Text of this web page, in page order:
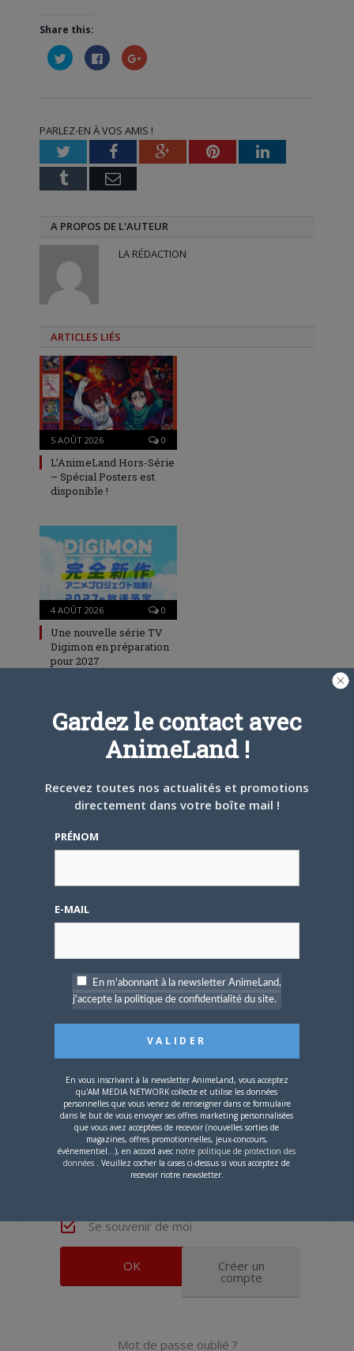
Share this:
Cliquez
pour
partager
fenêtre)
Cliquez
pour
partager
fenêtre)
Cliquez
pour
nouvelle
fenêtre)
PARLEZ-EN À VOS AMIS !
TwitterFacebookGoogle+PinterestLinkedIn
Tumblr Email
A PROPOS DE L'AUTEUR
LA RÉDACTION
ARTICLES LIÉS
5 AOÛT 2026 0
L’AnimeLand Hors-Série
– Spécial Posters est
disponible !
4 AOÛT 2026 0
Une nouvelle série TV
Digimon en préparation
pour 2027
[Entretien] Mokochan : «
projet, il était déjà
demandé de suivre au
Vous devez
Mot de passe
Se souvenir de moi
Créer un
compte
Mot de passe oublié ?
Gardez le contact avec
AnimeLand !
Recevez toutes nos actualités et promotions
directement dans votre boîte mail !
PRÉNOM
E-MAIL
En m'abonnant à la newsletter AnimeLand,
j'accepte la politique de confidentialité du site.
En vous inscrivant à la newsletter AnimeLand, vous acceptez
qu'AM MEDIA NETWORK collecte et utilise les données
personnelles que vous venez de renseigner dans ce formulaire
dans le but de vous envoyer ses offres marketing personnalisées
que vous avez acceptées de recevoir (nouvelles sorties de
magazines, offres promotionnelles, jeux-concours,
événementiel...), en accord avec notre politique de protection des
données . Veuillez cocher la cases ci-dessus si vous acceptez de
recevoir notre newsletter.